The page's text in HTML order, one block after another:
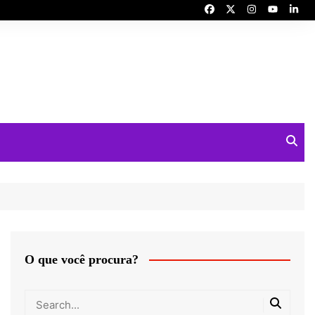
O que você procura?